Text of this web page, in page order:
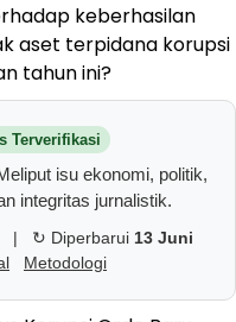
keberhasilan
aset terpidana korupsi
tahun ini?
Terverifikasi
isu ekonomi, politik,
integritas jurnalistik.
| ↻ Diperbarui 13 Juni
Metodologi